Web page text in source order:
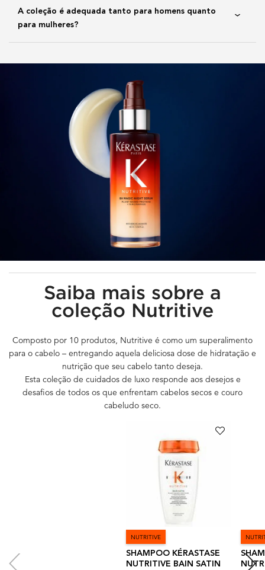
A coleção é adequada tanto para homens quanto
para mulheres?
Saiba mais sobre a
coleção Nutritive
Composto por 10 produtos, Nutritive é como um superalimento
para o cabelo – entregando aquela deliciosa dose de hidratação e
nutrição que seu cabelo tanto deseja.
Esta coleção de cuidados de luxo responde aos desejos e
desafios de todos os que enfrentam cabelos secos e couro
cabeludo seco.
NUTRITIVE
SHAMPOO KÉRASTASE
NUTRITIVE BAIN SATIN